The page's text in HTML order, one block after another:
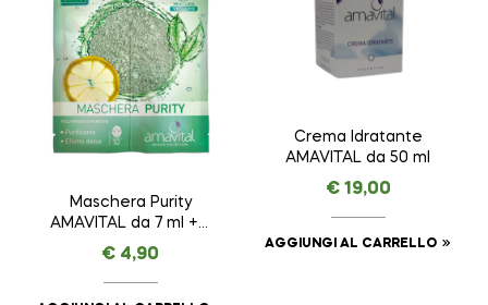
Maschera Purity
AMAVITAL da 7 ml + 7
ml
€ 4,90
Crema Idratante
AMAVITAL da 50 ml
€19,00
AGGIUNGI AL CARRELLO